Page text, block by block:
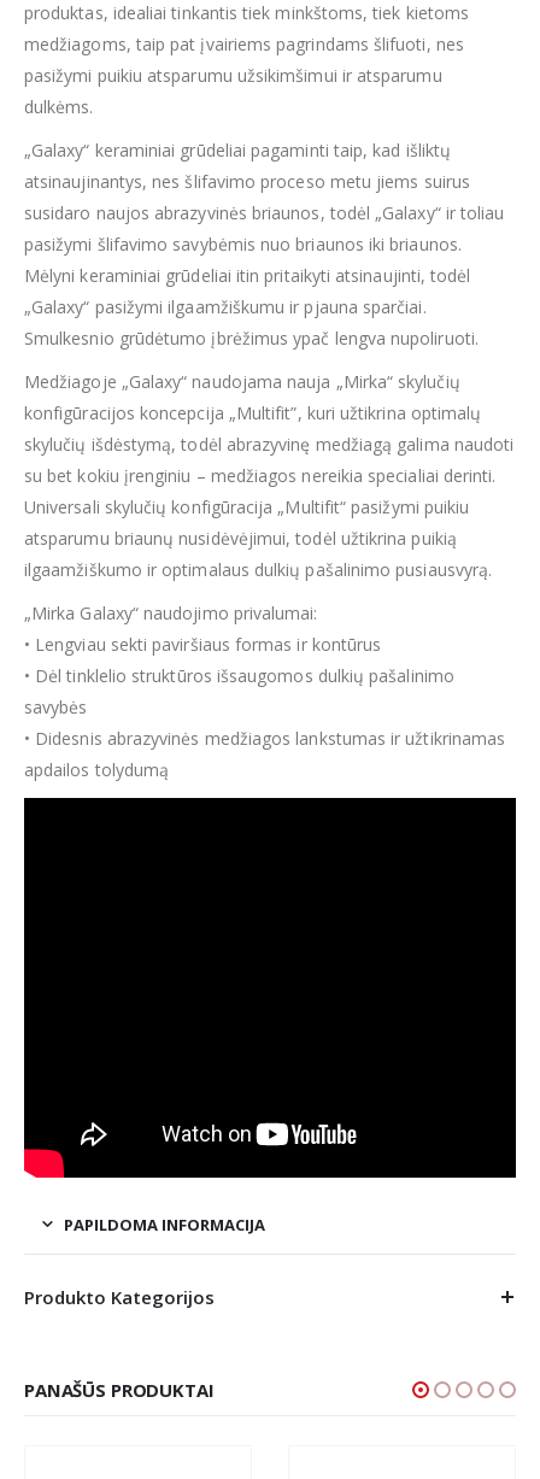
produktas, idealiai tinkantis tiek minkštoms, tiek kietoms
medžiagoms, taip pat įvairiems pagrindams šlifuoti, nes
pasižymi puikiu atsparumu užsikimšimui ir atsparumu
dulkėms.
„Galaxy“ keraminiai grūdeliai pagaminti taip, kad išliktų
atsinaujinantys, nes šlifavimo proceso metu jiems suirus
susidaro naujos abrazyvinės briaunos, todėl „Galaxy“ ir toliau
pasižymi šlifavimo savybėmis nuo briaunos iki briaunos.
Mėlyni keraminiai grūdeliai itin pritaikyti atsinaujinti, todėl
„Galaxy“ pasižymi ilgaamžiškumu ir pjauna sparčiai.
Smulkesnio grūdėtumo įbrėžimus ypač lengva nupoliruoti.
Medžiagoje „Galaxy“ naudojama nauja „Mirka“ skylučių
konfigūracijos koncepcija „Multifit”, kuri užtikrina optimalų
skylučių išdėstymą, todėl abrazyvinę medžiagą galima naudoti
su bet kokiu įrenginiu – medžiagos nereikia specialiai derinti.
Universali skylučių konfigūracija „Multifit“ pasižymi puikiu
atsparumu briaunų nusidėvėjimui, todėl užtikrina puikią
ilgaamžiškumo ir optimalaus dulkių pašalinimo pusiausvyrą.
„Mirka Galaxy“ naudojimo privalumai:
• Lengviau sekti paviršiaus formas ir kontūrus
• Dėl tinklelio struktūros išsaugomos dulkių pašalinimo
savybės
• Didesnis abrazyvinės medžiagos lankstumas ir užtikrinamas
apdailos tolydumą
PAPILDOMA INFORMACIJA
Produkto Kategorijos
PANAŠŪS PRODUKTAI